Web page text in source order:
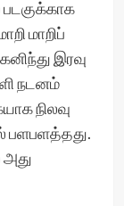
மாறிப்
இரவு
நடனம்
நிலவு
பளபளத்தது.